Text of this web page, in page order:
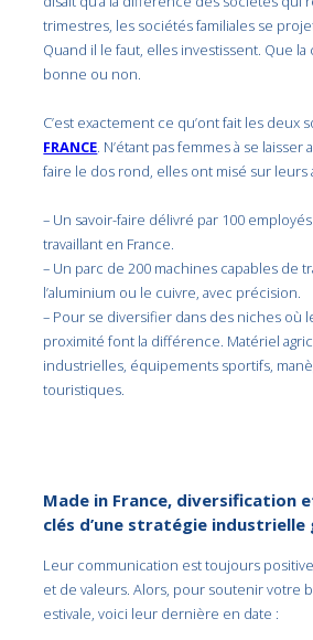
trimestres, les sociétés familiales se
Quand il le faut, elles investissent. Que
bonne ou non.
C’est exactement ce qu’ont fait les deux
FRANCE. N’étant pas femmes à se
faire le dos rond, elles ont misé sur leurs
– Un savoir-faire délivré par 100
travaillant en France.
– Un parc de 200 machines capables de
l’aluminium ou le cuivre, avec précision.
– Pour se diversifier dans des niches où
proximité font la différence. Matériel
industrielles, équipements sportifs,
touristiques.
Made in France, diversification
clés d’une stratégie industrielle
Leur communication est toujours
et de valeurs. Alors, pour soutenir votre
estivale, voici leur dernière en date :